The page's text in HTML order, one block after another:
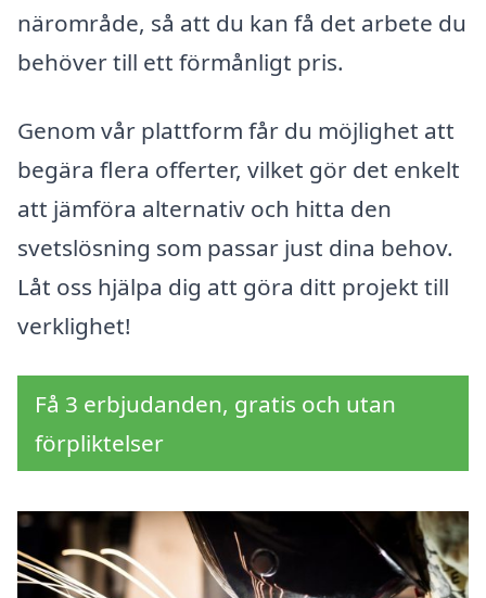
närområde, så att du kan få det arbete du
behöver till ett förmånligt pris.
Genom vår plattform får du möjlighet att
begära flera offerter, vilket gör det enkelt
att jämföra alternativ och hitta den
svetslösning som passar just dina behov.
Låt oss hjälpa dig att göra ditt projekt till
verklighet!
Få 3 erbjudanden, gratis och utan
förpliktelser